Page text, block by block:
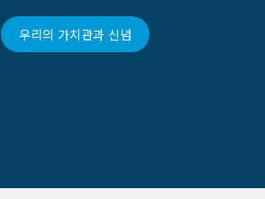
우리의 가치관과 신념